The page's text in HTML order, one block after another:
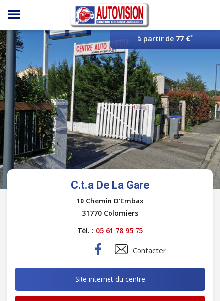
Panneau de gestion des cookies
à partir de 77 €*
C.t.a De La Gare
10 Chemin D'Embax
31770 Colomiers
Tél. : 05 61 78 95 75
Contacter
Site internet du centre